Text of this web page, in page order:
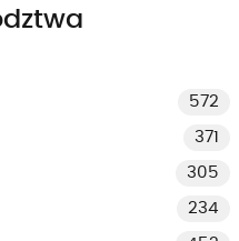
572
371
305
234